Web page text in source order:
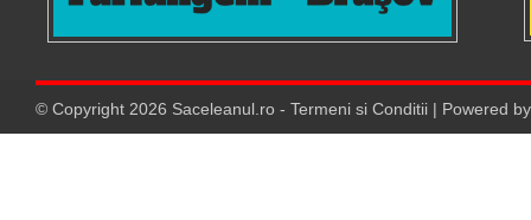
© Copyright 2026 Saceleanul.ro - Termeni si Conditii | Powered